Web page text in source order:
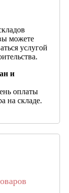
можете
услугой
и
оплаты
на складе.